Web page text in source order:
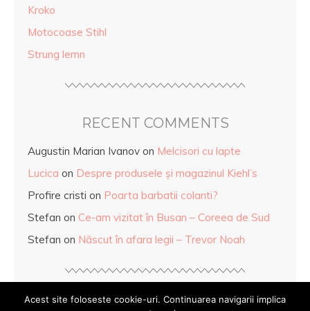
Kroko
Motocoase Stihl
Strung lemn
RECENT COMMENTS
Augustin Marian Ivanov on Melcisori cu lapte
Lucica on Despre produsele și magazinul Kiehl’s
Profire cristi on Poarta barbatii colanti?
Stefan on Ce-am vizitat în Busan – Coreea de Sud
Stefan on Născut în afara legii – Trevor Noah
Acest site foloseste cookie-uri. Continuarea navigarii implica